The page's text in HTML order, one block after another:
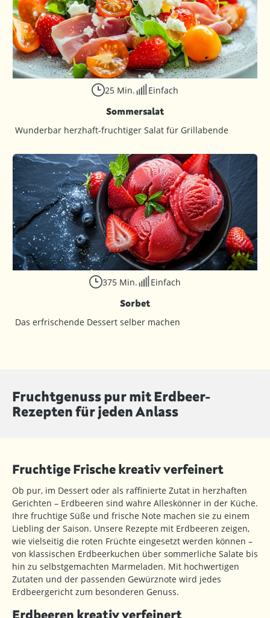
25 Min. Einfach
Sommersalat
Wunderbar herzhaft-fruchtiger Salat für Grillabende
375 Min. Einfach
Sorbet
Das erfrischende Dessert selber machen
Fruchtgenuss pur mit Erdbeer-
Rezepten für jeden Anlass
Fruchtige Frische kreativ verfeinert
Ob pur, im Dessert oder als raffinierte Zutat in herzhaften
Gerichten – Erdbeeren sind wahre Alleskönner in der Küche.
Ihre fruchtige Süße und frische Note machen sie zu einem
Liebling der Saison. Unsere Rezepte mit Erdbeeren zeigen,
wie vielseitig die roten Früchte eingesetzt werden können –
von klassischen Erdbeerkuchen über sommerliche Salate bis
hin zu selbstgemachten Marmeladen. Mit hochwertigen
Zutaten und der passenden Gewürznote wird jedes
Erdbeergericht zum besonderen Genuss.
Erdbeeren kreativ verfeinert